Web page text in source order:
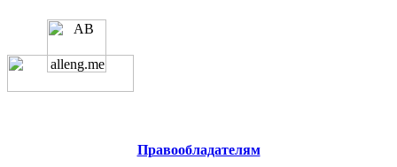
Правообладателям